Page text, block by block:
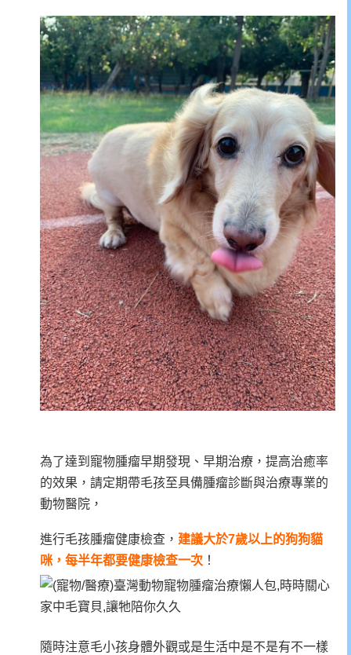
為了達到寵物腫瘤早期發現、早期治療，提高治癒率
的效果，請定期帶毛孩至具備腫瘤診斷與治療專業的
動物醫院，
進行毛孩腫瘤健康檢查， 建議大於7歲以上的狗狗貓
咪，每半年都要健康檢查一次！
隨時注意毛小孩身體外觀或是生活中是不是有不一樣